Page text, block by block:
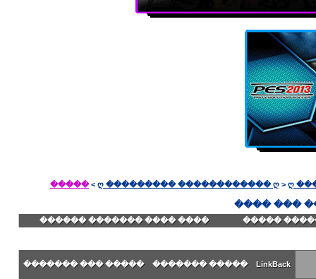
ღ ��������� ������������ ღ > ღ
>
�����
�������
���� ���� ������� ������
LinkBack
����� �������
����� ��� �������